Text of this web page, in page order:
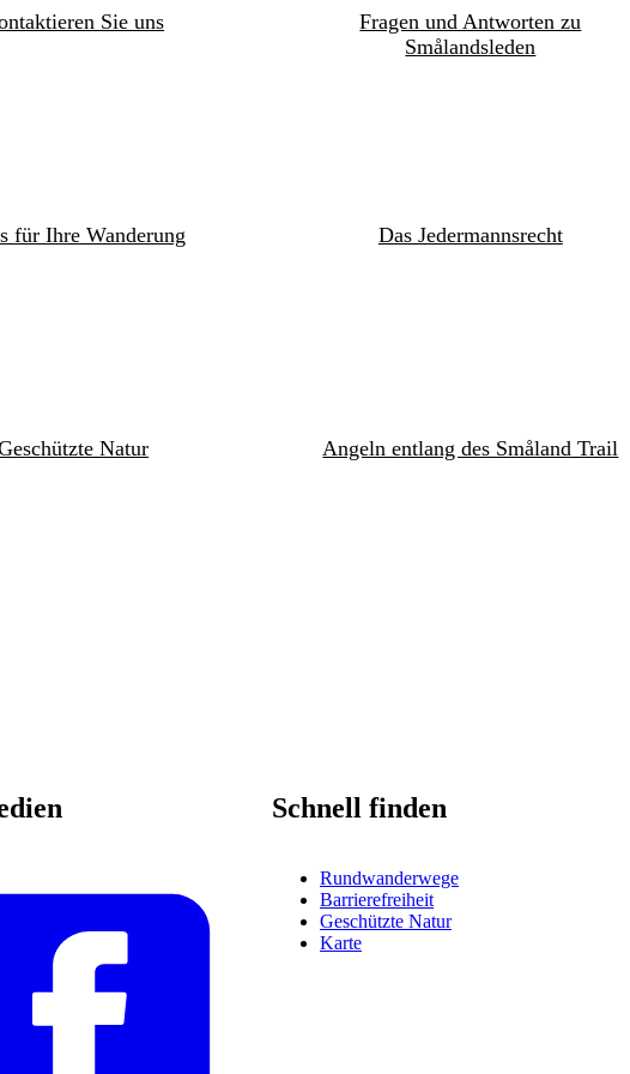
Sie uns
Fragen und Antworten zu
Smålandsleden
für Ihre Wanderung Das Jedermannsrecht
Natur Angeln entlang des Småland Trail
Schnell finden
Rundwanderwege
Barrierefreiheit
Geschützte Natur
Karte